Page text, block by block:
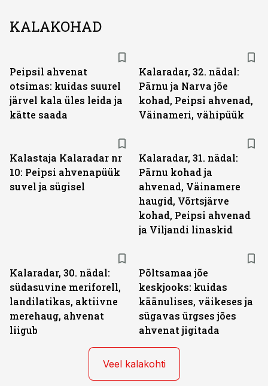
KALAKOHAD
Peipsil ahvenat
otsimas: kuidas suurel
järvel kala üles leida ja
kätte saada
Kalaradar, 32. nädal:
Pärnu ja Narva jõe
kohad, Peipsi ahvenad,
Väinameri, vähipüük
Kalastaja Kalaradar nr
10: Peipsi ahvenapüük
suvel ja sügisel
Kalaradar, 31. nädal:
Pärnu kohad ja
ahvenad, Väinamere
haugid, Võrtsjärve
kohad, Peipsi ahvenad
ja Viljandi linaskid
Kalaradar, 30. nädal:
südasuvine meriforell,
landilatikas, aktiivne
merehaug, ahvenat
liigub
Põltsamaa jõe
keskjooks: kuidas
käänulises, väikeses ja
sügavas ürgses jões
ahvenat jigitada
Veel kalakohti